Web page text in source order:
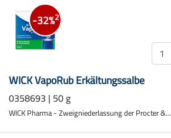
-32%2
WICK VapoRub Erkältungssalbe
0358693 | 50 g
WICK Pharma - Zweigniederlassung der Procter &...